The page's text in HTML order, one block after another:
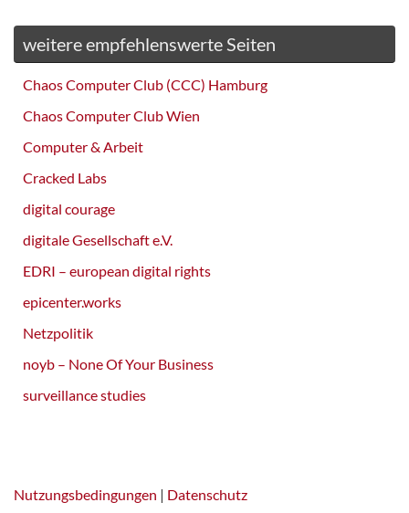
weitere empfehlenswerte Seiten
Chaos Computer Club (CCC) Hamburg
Chaos Computer Club Wien
Computer & Arbeit
Cracked Labs
digital courage
digitale Gesellschaft e.V.
EDRI – european digital rights
epicenter.works
Netzpolitik
noyb – None Of Your Business
surveillance studies
Nutzungsbedingungen | Datenschutz